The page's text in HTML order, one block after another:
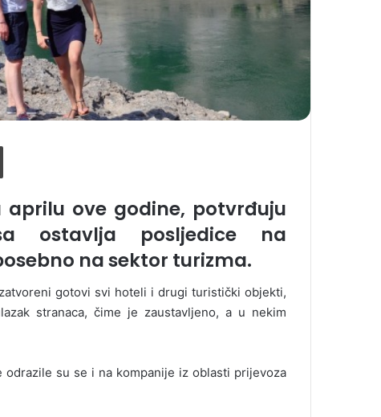
ove godine, potvrđuju
ostavlja posljedice na
na sektor turizma.
gotovi svi hoteli i drugi turistički objekti,
stranaca, čime je zaustavljeno, a u nekim
su se i na kompanije iz oblasti prijevoza